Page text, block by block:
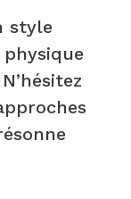
style